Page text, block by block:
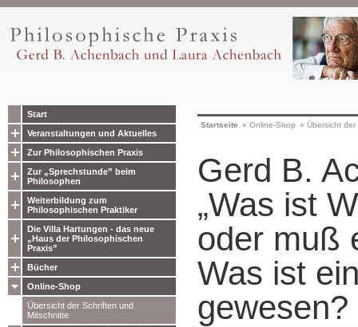
Start
Veranstaltungen und Aktuelles
Zur Philosophischen Praxis
Zur „Sprechstunde” beim
Philosophen
Weiterbildung zum
Philosophischen Praktiker
Die Villa Hartungen - das neue
„Haus der Philosophischen
Praxis”
Bücher
Online-Shop
Übersicht der Schriften und
Mitschnitte
Startseite » Online-Shop » Übersicht
Gerd B.
„Was ist
oder muß
Was ist
gewesen?